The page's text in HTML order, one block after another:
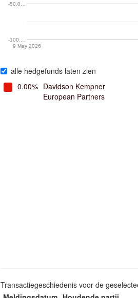
9 May 2026
-100.…
-50.0…
alle hedgefunds laten zien
0.00% Davidson Kempner
European Partners
Transactiegeschiedenis voor de